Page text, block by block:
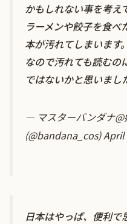
かもしれない事を考え
ラーメンや餃子を食べ
本が汚れてしまいます。
なので汚れても読むの
ではないかと思いまし
— マスターバンダナ@
(@bandana_cos)April
日本はやっぱ、便利で